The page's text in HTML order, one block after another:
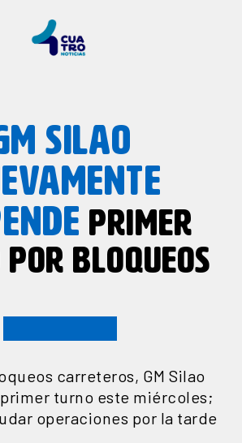
SILAO
PRIMER
BLOQUEOS
carreteros, GM Silao
turno este miércoles;
operaciones por la tarde